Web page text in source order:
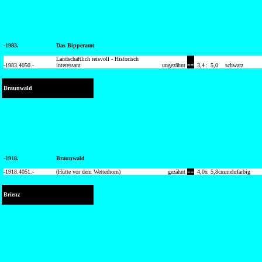
-1983. Das Bipperamt
-1983. 4050.-
Landschaftlich reisvoll - Historisch
interessant
ungezähnt == 3,4: 5,0 schwarz
Braunwald
-1918. Braunwald
-1918. 4051.- (Hütte vor dem Wetterhorn) gezähnt == 4,0x 5,8cmmehrfarbig
Brienz